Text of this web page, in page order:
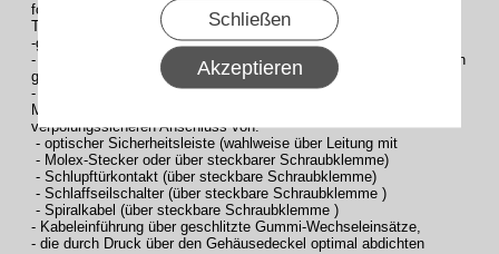
Schließen
Akzeptieren
formschöne und sehr stabile Anschlussdose für die
Torblattmontage
-großer Klemmraum und vorgeprägte Kabeldurchführungen
- dank der hoher Schutzart IP 66 auch für raue Einsatzbedingungen
geeignet
- inklusive Spiralverschraubung und 3 x Kabelverschraubungen
M16x1,5
verpolungssicheren Anschluss von:
- optischer Sicherheitsleiste (wahlweise über Leitung mit
- Molex-Stecker oder über steckbarer Schraubklemme)
- Schlupftürkontakt (über steckbare Schraubklemme)
- Schlaffseilschalter (über steckbare Schraubklemme )
- Spiralkabel (über steckbare Schraubklemme )
- Kabeleinführung über geschlitzte Gummi-Wechseleinsätze,
- die durch Druck über den Gehäusedeckel optimal abdichten